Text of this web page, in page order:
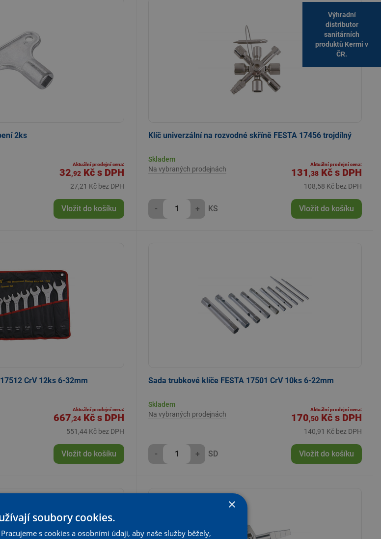
2ks
Aktuální prodejní cena:
32,92 Kč s DPH
27,21 Kč bez DPH
Vložit do košíku
Klíč univerzální na rozvodné skříně FESTA 17456 trojdílný
Skladem
Na vybraných prodejnách
Aktuální prodejní cena:
131 ,38 Kč s DPH
108,58 Kč bez DPH
- + KS Vložit do košíku
CrV 12ks 6-32mm
Aktuální prodejní cena:
667,24 Kč s DPH
551,44 Kč bez DPH
Vložit do košíku
Sada trubkové klíče FESTA 17501 CrV 10ks 6-22mm
Skladem
Na vybraných prodejnách
Aktuální prodejní cena:
170,50 Kč s DPH
140,91 Kč bez DPH
- + SD Vložit do košíku
Výhradní
distributor
sanitárních
produktů Kermi v
ČR.
×
soubory cookies.
s cookies a osobními údaji, aby naše služby běžely,